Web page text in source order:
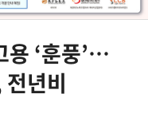
용 ‘훈풍’…
년비